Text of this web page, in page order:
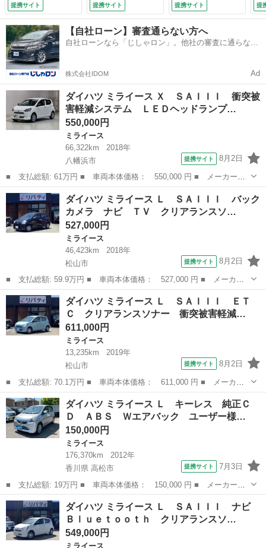
り防止機能 （車検
整備付）
提携サイト
ビーム キーレスエ
ントリー アイドリ
ングストップ ＣＶ
Ｔ ＡＢＳ ＥＳ
ーステアリング
提携サイト
ントリー アイドリ
ングストップ ＣＶ
Ｔ ＡＢＳ ＥＳ
Ｃ ＣＤ （車検整
提携サイト 提
【自社ローン】審査通らない方へ
自社ローンなら「じしゃロン」。他社の審査に通らなか
株式会社IDOM Ad
ダイハツ ミライース Ｘ ＳＡＩＩＩ 衝突被
害軽減システム ＬＥＤヘッドランプ…
550,000円
ミライース
66,322km
2018年
八幡浜市
提携サイト 8月2日
■ 支払総額: 61万円 ■ 車両本体価格： 550,000 円 ■ メーカー
名： ダイハツ ■ 車種名： ミライース ■ グレード名： Ｘ Ｓ
ＡＩＩＩ 衝突被害軽減システム ＬＥＤヘッドランプ アイドリン
グストップ ＥＴ...
愛媛 八幡浜市
ダイハツ ミライース Ｌ ＳＡＩＩＩ バック
カメラ ナビ ＴＶ クリアランスソ…
527,000円
ミライース
46,423km
2018年
松山市
提携サイト 8月2日
■ 支払総額: 59.9万円 ■ 車両本体価格： 527,000 円 ■ メーカー
名： ダイハツ ■ 車種名： ミライース ■ グレード名： Ｌ Ｓ
ＡＩＩＩ バックカメラ ナビ ＴＶ クリアランスソナー 衝突被
害軽減システ...
愛媛 松山市 ミライース
ダイハツ ミライース Ｌ ＳＡＩＩＩ ＥＴ
Ｃ クリアランスソナー 衝突被害軽減…
611,000円
ミライース
13,235km
2019年
松山市
提携サイト 8月2日
■ 支払総額: 70.1万円 ■ 車両本体価格： 611,000 円 ■ メーカー
名： ダイハツ ■ 車種名： ミライース ■ グレード名： Ｌ Ｓ
ＡＩＩＩ ＥＴＣ クリアランスソナー 衝突被害軽減システム オ
ートマチック...
愛媛 松山市 ミライース
ダイハツ ミライース Ｌ キーレス 純正Ｃ
Ｄ ＡＢＳ Ｗエアバック ユーザー様…
150,000円
ミライース
176,370km
2012年
香川県 高松市
提携サイト 7月3日
■ 支払総額: 19万円 ■ 車両本体価格： 150,000 円 ■ メーカー
名： ダイハツ ■ 車種名： ミライース ■ グレード名： Ｌ キ
ーレス 純正ＣＤ ＡＢＳ Ｗエアバック ユーザー様下取り車 ■
排気量： 66...
香川 高松市 ミライース
ダイハツ ミライース Ｌ ＳＡＩＩＩ ナビ
Ｂｌｕｅｔｏｏｔｈ クリアランスソ…
549,000円
ミライース